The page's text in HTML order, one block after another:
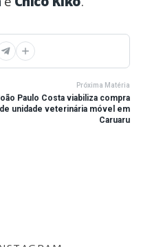
Próxima Matéria
Paulo Costa viabiliza compra
de unidade veterinária móvel em
Caruaru